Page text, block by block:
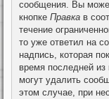
сообщения. Вы
кнопке Правка в
течение
то уже ответил на
надпись, которая
время последней из
могут удалить
этом случае, при